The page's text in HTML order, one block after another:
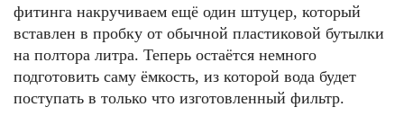
фитинга накручиваем ещё один штуцер, который
вставлен в пробку от обычной пластиковой бутылки
на полтора литра. Теперь остаётся немного
подготовить саму ёмкость, из которой вода будет
поступать в только что изготовленный фильтр.